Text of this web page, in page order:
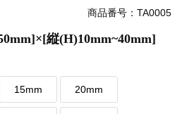
商品番号：TA0005
縦(H)10mm~40mm]
15mm 20mm